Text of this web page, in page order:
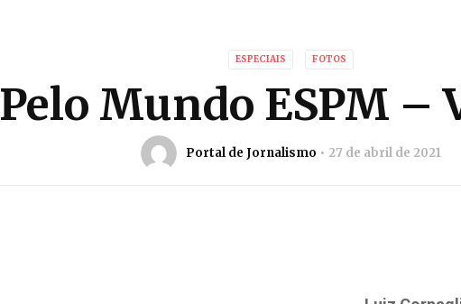
ESPECIAIS FOTOS
Pelo Mundo ESPM –
Portal de Jornalismo 27 de abril de 2021